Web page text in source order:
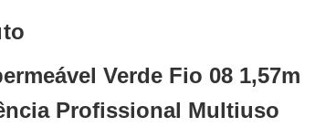
Verde Fio 08 1,57m
Profissional Multiuso